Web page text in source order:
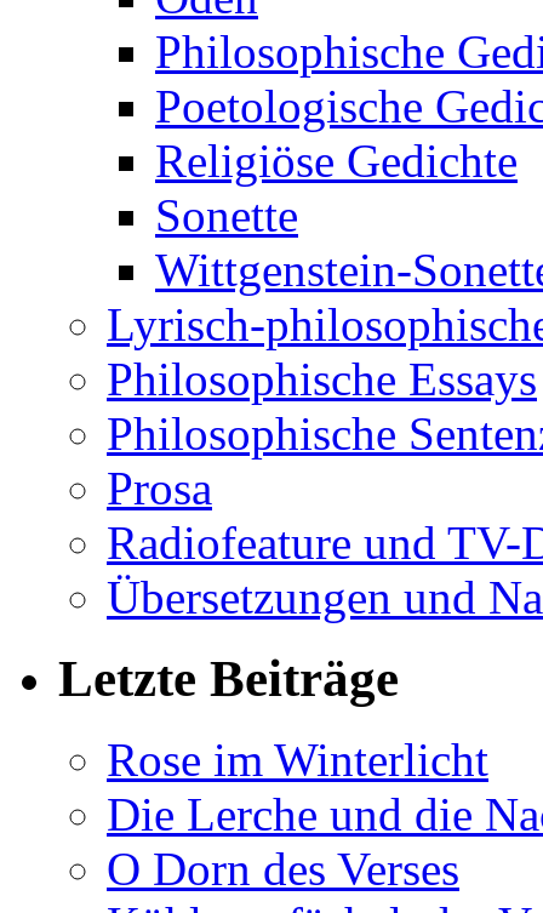
Philosophische
Poetologische
Religiöse Gedichte
Sonette
Wittgenstein-
Lyrisch-
Philosophische Essays
Philosophische
Prosa
Radiofeature und TV-
Übersetzungen und
Letzte Beiträge
Rose im Winterlicht
Die Lerche und die
O Dorn des Verses